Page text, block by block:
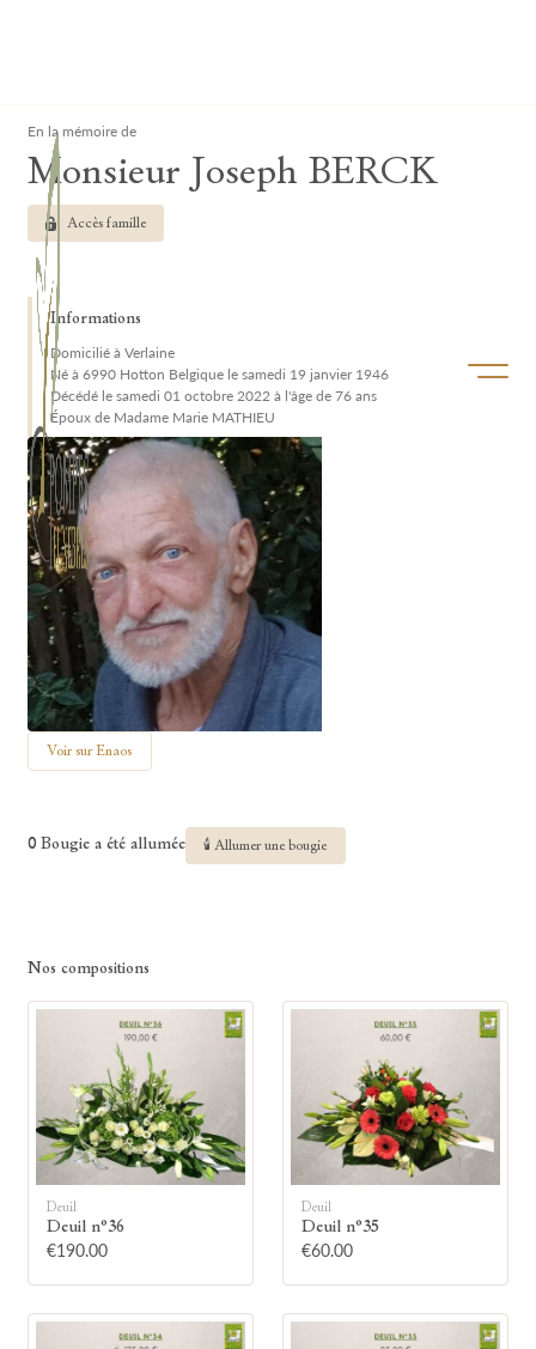
Ouvrir/
En la mémoire de
Monsieur Joseph BERCK
Accès famille
Informations
Domicilié à Verlaine
Né à 6990 Hotton Belgique le samedi 19 janvier 1946
Décédé le samedi 01 octobre 2022 à l'âge de 76 ans
Époux de Madame Marie MATHIEU
Voir sur Enaos
0 Bougie a été allumée 🕯 Allumer une bougie
Allumez une bougie
Nos compositions
Deuil
Deuil n°36
€190.00
Deuil
Deuil n°35
€60.00